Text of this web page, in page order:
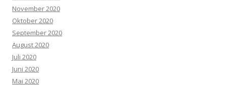
November 2020
Oktober 2020
September 2020
August 2020
Juli 2020
Juni 2020
Mai 2020